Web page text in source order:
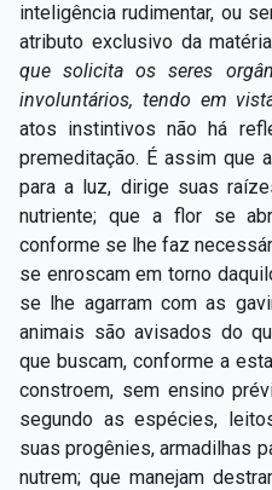
inteligência rudimentar, ou
atributo exclusivo da
que solicita os seres
involuntários, tendo em
atos instintivos não há
premeditação. É assim que
para a luz, dirige suas
nutriente; que a flor se
conforme se lhe faz
se enroscam em torno
se lhe agarram com as
animais são avisados do
que buscam, conforme a
constroem, sem ensino
segundo as espécies,
suas progênies, armadilhas
nutrem; que manejam